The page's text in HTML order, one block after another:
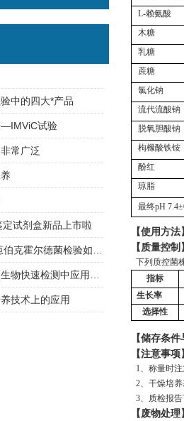
L-赖氨酸
木糖
乳糖
蔗糖
氯化钠
流代流酸钠
脱氧胆酸钠
枸橼酸铁铵
酚红
琼脂
最终pH
【使用方法
【质量控制
下列质控菌
指标
生长率
选择性
【储存条
【注意事项
1、称量时
2、干燥培
3、质检报
【废物处理
中的四大*产品
—IMViC试验
常广泛
试剂盒新品上市啦
技术上的应用